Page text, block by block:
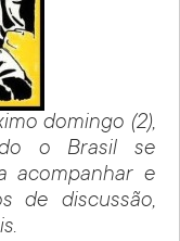
domingo (2),
o Brasil se
acompanhar e
de discussão,